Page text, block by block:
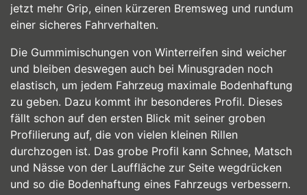
jetzt mehr Grip, einen kürzeren Bremsweg und rundum
einer sicheres Fahrverhalten.
Die Gummimischungen von Winterreifen sind weicher
und bleiben deswegen auch bei Minusgraden noch
elastisch, um jedem Fahrzeug maximale Bodenhaftung
zu geben. Dazu kommt ihr besonderes Profil. Dieses
fällt schon auf den ersten Blick mit seiner groben
Profilierung auf, die von vielen kleinen Rillen
durchzogen ist. Das grobe Profil kann Schnee, Matsch
und Nässe von der Lauffläche zur Seite wegdrücken
und so die Bodenhaftung eines Fahrzeugs verbessern.